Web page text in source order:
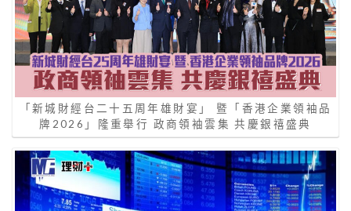
「新城財經台二十五周年雄財宴」 暨「香港企業領袖品
牌2026」隆重舉行 政商領袖雲集 共慶銀禧盛典